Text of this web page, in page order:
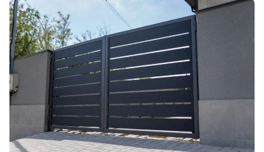
durabilité et la sécurité de votre installation sur le long
terme. Pour faire le bon choix, il convient […]